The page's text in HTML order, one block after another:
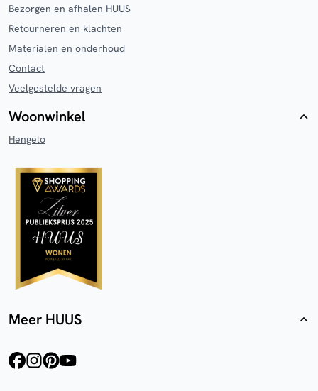
Bezorgen en afhalen HUUS
Retourneren en klachten
Materialen en onderhoud
Contact
Veelgestelde vragen
Woonwinkel
Hengelo
Meer HUUS
facebookinstagram
pinterest
youtube